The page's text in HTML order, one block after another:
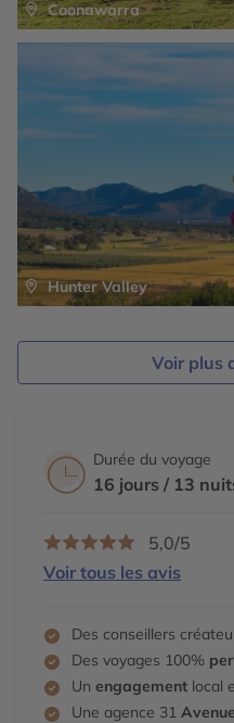
Hunter Valley
Coonawarra
Voir plus
Durée du voyage
16 jours / 13
5,0/5
Voir tous les avis
Des conseillers
Des voyages 100%
Un engagement local
Une agence 31